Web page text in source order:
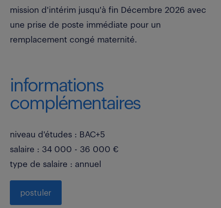
mission d'intérim jusqu'à fin Décembre 2026 avec
une prise de poste immédiate pour un
remplacement congé maternité.
informations
complémentaires
niveau d'études : BAC+5
salaire : 34 000 - 36 000 €
type de salaire : annuel
postuler